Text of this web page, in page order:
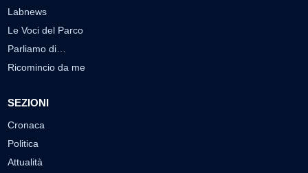
Labnews
Le Voci del Parco
Parliamo di…
Ricomincio da me
SEZIONI
Cronaca
Politica
Attualità